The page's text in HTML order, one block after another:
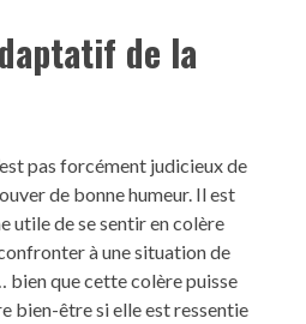
de la
pas forcément judicieux de
de bonne humeur. Il est
utile de se sentir en colère
à une situation de
que cette colère puisse
bien-être si elle est ressentie